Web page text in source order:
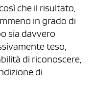
che il risultato,
in grado di
sia davvero
teso,
di riconoscere,
di